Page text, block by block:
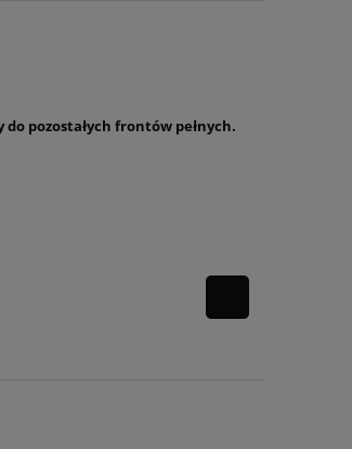
pozostałych frontów pełnych.